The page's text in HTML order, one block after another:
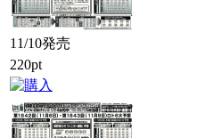
11/10発売
220pt